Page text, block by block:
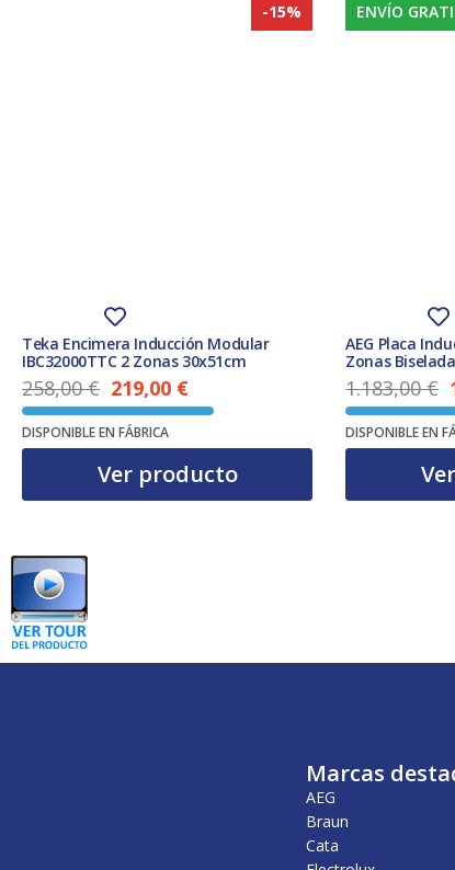
-15%
Teka Encimera Inducción Modular
IBC32000TTC 2 Zonas 30x51cm
258,00€
El precio original era: 258,00 €.
219,00 €
El precio actual es: 219,00 €.
DISPONIBLE EN FÁBRICA
Ver producto
ENVÍO
AEG Placa
Zonas
1.183,00€
El precio original era: 1.183,00 €.
DISPONIBLE EN
Marcas
AEG
Braun
Cata